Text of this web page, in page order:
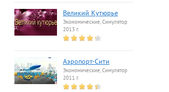
Великий Кутюрье
Экономические, Симулятор
2013 г.
Аэропорт-Сити
Экономические, Симулятор
2011 г.